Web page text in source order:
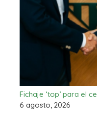
Fichaje ‘top’ para el
6 agosto, 2026